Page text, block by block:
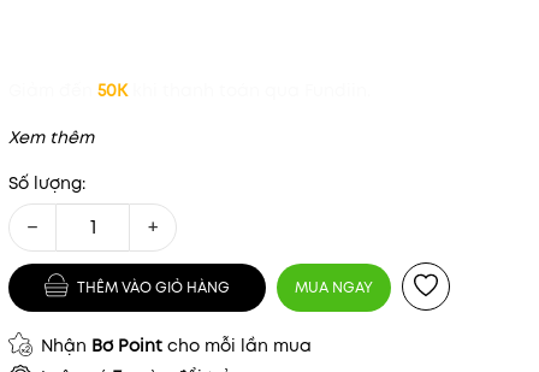
50K
Xem thêm
Số lượng:
− +
THÊM VÀO GIỎ HÀNG MUA NGAY
Nhận Bơ Point cho mỗi lần mua